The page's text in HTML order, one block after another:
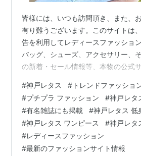
皆様には、いつも訪問頂き、また、
有り難うございます。このサイトは
告を利用してレディースファッショ
バッグ、シューズ、アクセサリー、
の新着・セール情報等、本物の公式
でご安心してお楽しみください。ま
入りの商品が有れば、その場でお買
ますので、どうぞご利用ください。
ションを神戸から発信！！nonno、
ViViなど雑誌掲載アイテムがプチプラ
気のレディースファッションなら…
#神戸レタス # トレンドファッショ
#プチプラ ファッション #神戸レタ
#有名雑誌にも掲載 #神戸レタス 低
#神戸レタス ワンピース #神戸レタ
#レディースファッション
#最新のファッションサイト情報